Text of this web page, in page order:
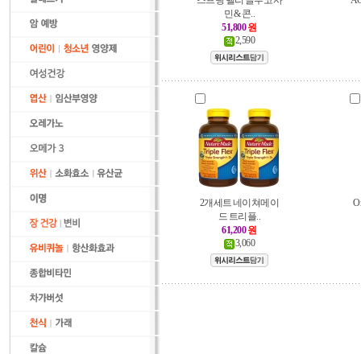
민 & 콘..
51,800원
2,590
2개세트 네이쳐메이
드 트리플..
61,200원
3,060